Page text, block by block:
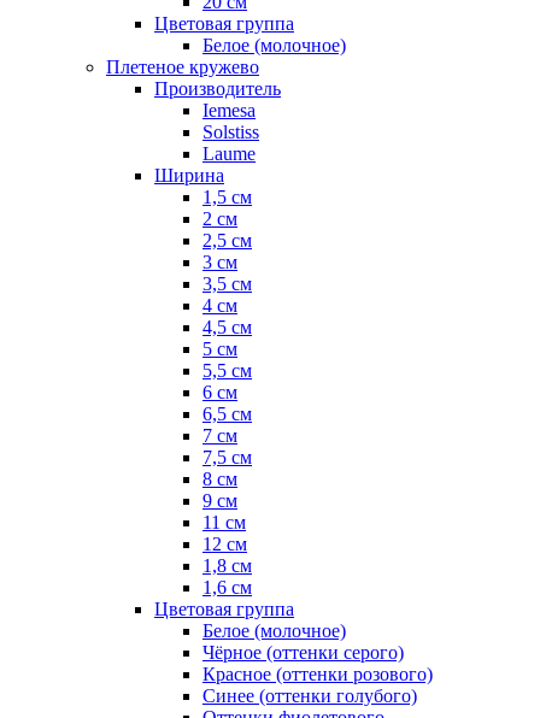
Цветовая группа
Белое (молочное)
Плетеное кружево
Производитель
Iemesa
Solstiss
Laume
Ширина
1,5 см
2 см
2,5 см
3 см
3,5 см
4 см
4,5 см
5 см
5,5 см
6 см
6,5 см
7 см
7,5 см
8 см
9 см
11 см
12 см
1,8 см
1,6 см
Цветовая группа
Белое (молочное)
Чёрное (оттенки серого)
Красное (оттенки розового)
Синее (оттенки голубого)